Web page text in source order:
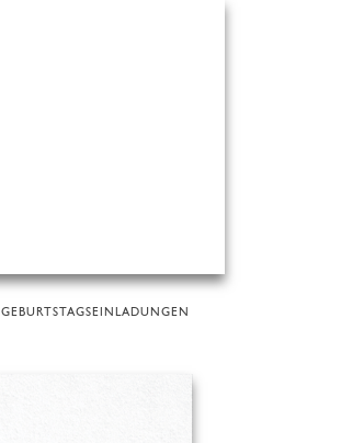
GEBURTSTAGSEINLADUNGEN